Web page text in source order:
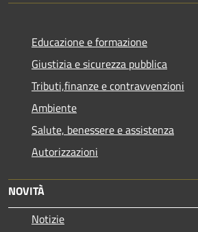
Educazione e formazione
Giustizia e sicurezza pubblica
Tributi,finanze e contravvenzioni
Ambiente
Salute, benessere e assistenza
Autorizzazioni
NOVITÀ
Notizie